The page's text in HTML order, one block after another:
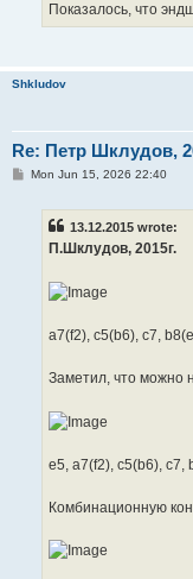
Показалось, что
Shkludov
Re: Петр Шклудов,
PMon Jun 15, 2026 22:40
13.12.2015 wrote:
П.Шклудов, 2015г.
a7(f2), c5(b6), c7,
Заметил, что можно
e5, a7(f2), c5(b6), c7,
Комбинационную